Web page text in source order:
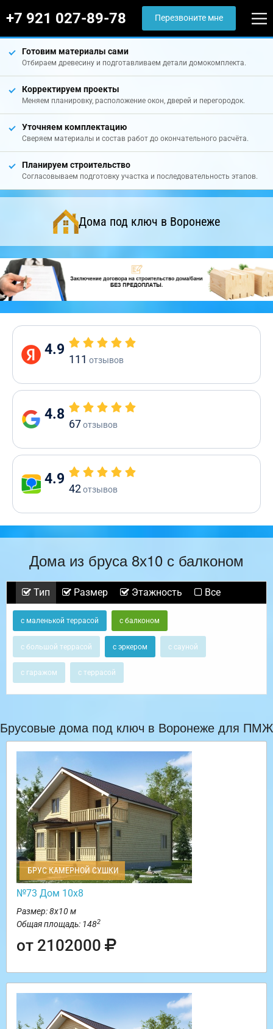
+7 921 027-89-78 Перезвоните мне
Готовим материалы сами
Отбираем древесину и подготавливаем детали домокомплекта.
Корректируем проекты
Меняем планировку, расположение окон, дверей и перегородок.
Уточняем комплектацию
Сверяем материалы и состав работ до окончательного расчёта.
Планируем строительство
Согласовываем подготовку участка и последовательность этапов.
Дома под ключ в Воронеже
4.9
111 отзывов
4.8
67отзывов
4.9
42отзывов
Дома из бруса 8х10 с балконом
Тип Размер Этажность Все
с маленькой террасой с балконом
с большой террасой с эркером с сауной
с гаражом с террасой
Брусовые дома под ключ в Воронеже для ПМЖ
БРУС КАМЕРНОЙ СУШКИ
№73 Дом 10х8
Размер: 8х10 м
Общая площадь: 1482
от 2102000